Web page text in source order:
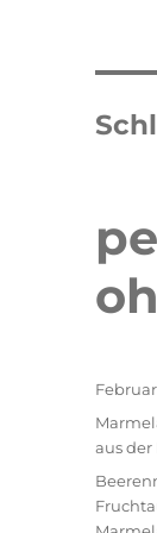
Februar
aus der